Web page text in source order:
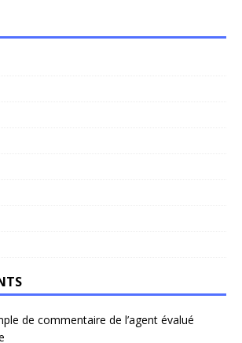
de commentaire de l’agent évalué